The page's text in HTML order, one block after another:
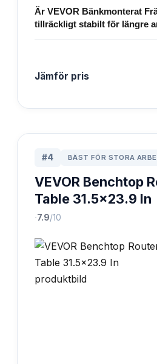
Är VEVOR Bänkmonterat
tillräckligt stabilt för längre
Jämför pris
#4 BÄST FÖR STORA
VEVOR Benchtop
Table 31.5x23.9 In
·7.9/10